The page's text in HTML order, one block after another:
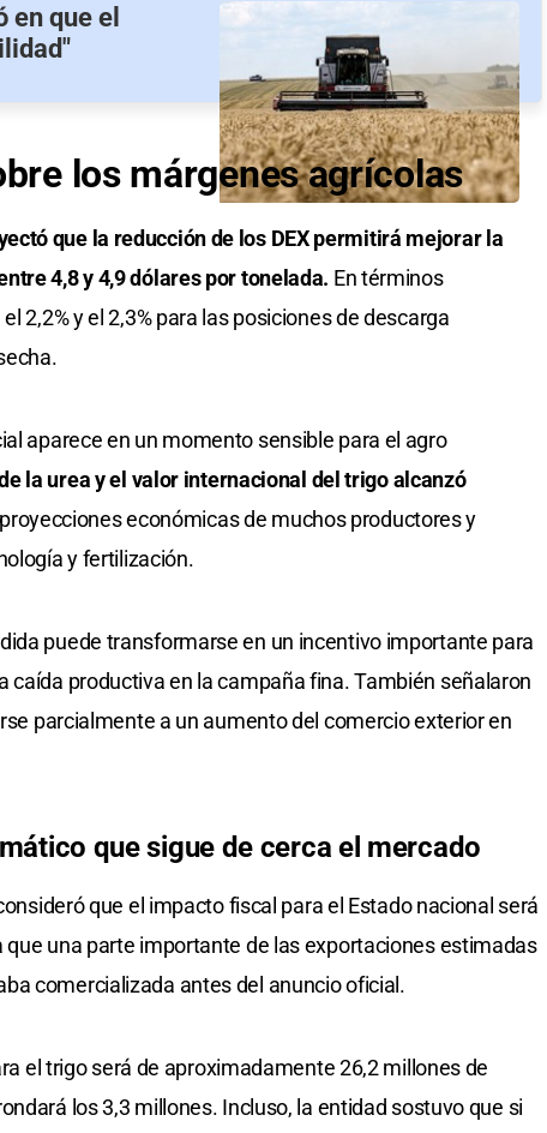
que el
los márgenes agrícolas
que la reducción de los DEX permitirá mejorar la
4,8 y 4,9 dólares por tonelada. En términos
2,2% y el 2,3% para las posiciones de descarga
aparece en un momento sensible para el agro
la urea y el valor internacional del trigo alcanzó
económicas de muchos productores y
y fertilización.
puede transformarse en un incentivo importante para
caída productiva en la campaña fina. También señalaron
parcialmente a un aumento del comercio exterior en
que sigue de cerca el mercado
que el impacto fiscal para el Estado nacional será
una parte importante de las exportaciones estimadas
comercializada antes del anuncio oficial.
el trigo será de aproximadamente 26,2 millones de
los 3,3 millones. Incluso, la entidad sostuvo que si